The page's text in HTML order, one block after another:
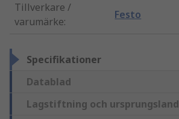
Tillverkare /
varumärke:
Festo
Specifikationer
Datablad
Lagstiftning och ursprungsland